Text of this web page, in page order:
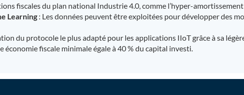
fiscales du plan national Industrie 4.0, comme l’hyper-amortissement
Learning : Les données peuvent être exploitées pour développer des
du protocole le plus adapté pour les applications IIoT grâce à sa
économie fiscale minimale égale à 40 % du capital investi.